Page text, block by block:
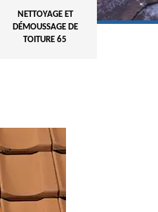
NETTOYAGE ET
DÉMOUSSAGE DE
TOITURE 65